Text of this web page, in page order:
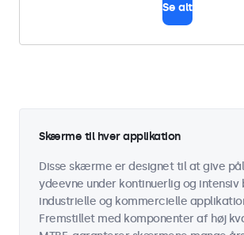
Se alt
Skærme til hver applikation
Disse skærme er designet til at give
ydeevne under kontinuerlig og intensiv
industrielle og kommercielle
Fremstillet med komponenter af høj